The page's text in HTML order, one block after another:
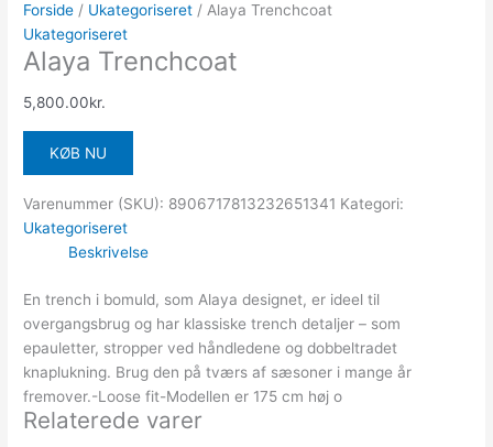
Forside / Ukategoriseret / Alaya Trenchcoat
Ukategoriseret
Alaya Trenchcoat
5,800.00kr.
KØB NU
Varenummer (SKU): 8906717813232651341 Kategori:
Ukategoriseret
Beskrivelse
En trench i bomuld, som Alaya designet, er ideel til
overgangsbrug og har klassiske trench detaljer – som
epauletter, stropper ved håndledene og dobbeltradet
knaplukning. Brug den på tværs af sæsoner i mange år
fremover.-Loose fit-Modellen er 175 cm høj o
Relaterede varer